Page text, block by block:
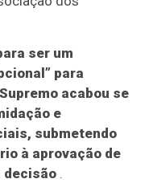
ser um
para
acabou se
e
submetendo
à aprovação de
decisão .